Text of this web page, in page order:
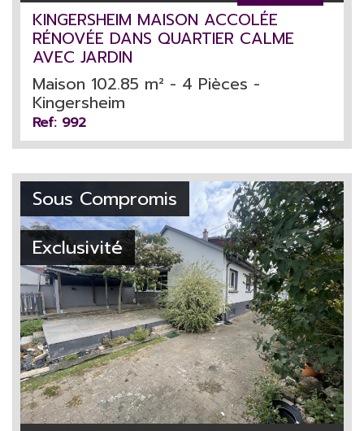
KINGERSHEIM MAISON ACCOLÉE
RÉNOVÉE DANS QUARTIER CALME
AVEC JARDIN
Maison 102.85 m² - 4 Pièces -
Kingersheim
Ref: 992
Sous Compromis
Exclusivité